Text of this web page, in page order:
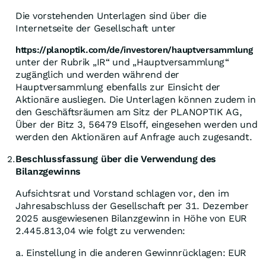
Die vorstehenden Unterlagen sind über die
Internetseite der Gesellschaft unter
https://planoptik.com/de/investoren/hauptversammlung
unter der Rubrik „IR“ und „Hauptversammlung“
zugänglich und werden während der
Hauptversammlung ebenfalls zur Einsicht der
Aktionäre ausliegen. Die Unterlagen können zudem in
den Geschäftsräumen am Sitz der PLANOPTIK AG,
Über der Bitz 3, 56479 Elsoff, eingesehen werden und
werden den Aktionären auf Anfrage auch zugesandt.
2.Beschlussfassung über die Verwendung des
Bilanzgewinns
Aufsichtsrat und Vorstand schlagen vor, den im
Jahresabschluss der Gesellschaft per 31. Dezember
2025 ausgewiesenen Bilanzgewinn in Höhe von EUR
2.445.813,04 wie folgt zu verwenden:
a. Einstellung in die anderen Gewinnrücklagen: EUR